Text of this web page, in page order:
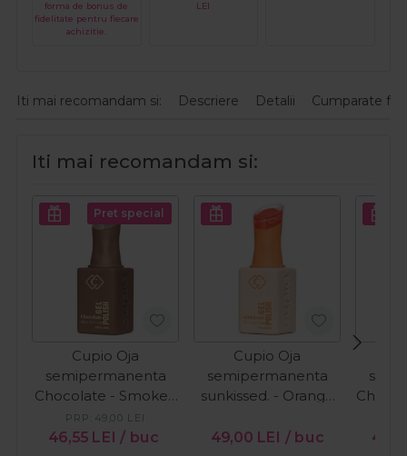
forma de bonus de
fidelitate pentru fiecare
achizitie.
LEI
Iti mai recomandam si: Descriere Detalii Cumparate
Iti mai recomandam si:
Pret special
Cupio Oja
semipermanenta
Chocolate - Smoked
Cacao 15ml
46,55 LEI / buc
PRP: 49,00 LEI
Cupio Oja
semipermanenta
sunkissed. - Orange
49,00 LEI / buc